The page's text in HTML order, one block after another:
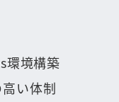
環境構築
い体制